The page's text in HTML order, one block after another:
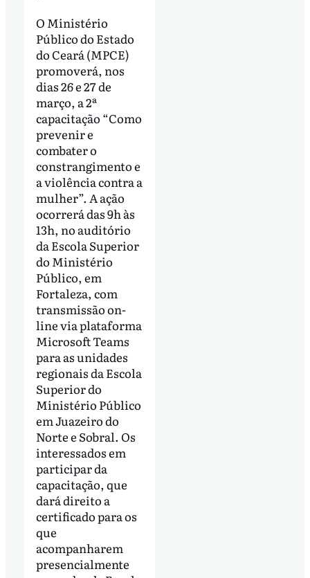
O Ministério
Público do Estado
do Ceará (MPCE)
promoverá, nos
dias 26 e 27 de
março, a 2ª
capacitação “Como
prevenir e
combater o
constrangimento e
a violência contra a
mulher”. A ação
ocorrerá das 9h às
13h, no auditório
da Escola Superior
do Ministério
Público, em
Fortaleza, com
transmissão on-
line via plataforma
Microsoft Teams
para as unidades
regionais da Escola
Superior do
Ministério Público
em Juazeiro do
Norte e Sobral. Os
interessados em
participar da
capacitação, que
dará direito a
certificado para os
que
acompanharem
presencialmente